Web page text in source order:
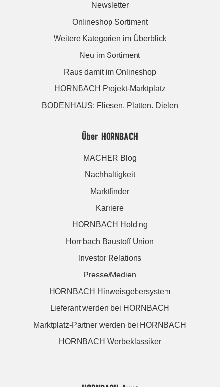
Newsletter
Onlineshop Sortiment
Weitere Kategorien im Überblick
Neu im Sortiment
Raus damit im Onlineshop
HORNBACH Projekt-Marktplatz
BODENHAUS: Fliesen. Platten. Dielen
Über HORNBACH
MACHER Blog
Nachhaltigkeit
Marktfinder
Karriere
HORNBACH Holding
Hornbach Baustoff Union
Investor Relations
Presse/Medien
HORNBACH Hinweisgebersystem
Lieferant werden bei HORNBACH
Marktplatz-Partner werden bei HORNBACH
HORNBACH Werbeklassiker